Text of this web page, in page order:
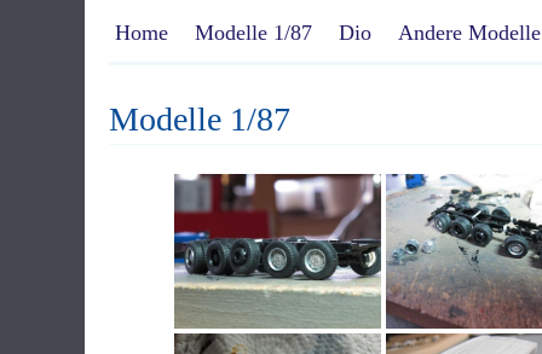
Home Modelle 1/87 Dio Andere Modelle
Modelle 1/87